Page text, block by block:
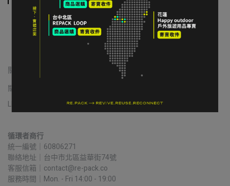
關於我們
關於我們
LINE 寄售諮詢
循環者商行
統一編號｜60806271
聯絡地址｜台中市北區益華街74號
客服信箱｜contact@re-pack.co
服務時間｜Mon. - Fri 14:00 - 19:00